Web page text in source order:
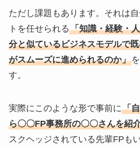
ただし課題もあります。それは
トを任せられる「知識・経験・
分と似ているビジネスモデルで
がスムーズに進められるのか」
す。
実際にこのような形で事前に「
ら〇〇FP事務所の〇〇さんを紹
スクヘッジされている先輩FPも